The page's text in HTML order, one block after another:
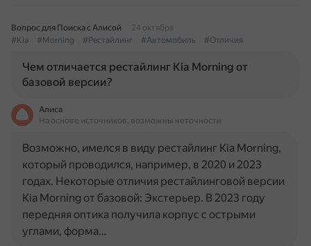
Вопрос для Поиска с Алисой
24 октября
#Kia
#Morning #Рестайлинг #Автомобиль #Отличия
Чем отличается рестайлинг Kia Morning от
базовой версии?
Алиса
На основе источников, возможны неточности
Возможно, имелся в виду рестайлинг Kia Morning,
который проводился, например, в 2020 и 2023
годах. Некоторые отличия рестайлинговой версии
Kia Morning от базовой: Экстерьер. В 2023 году
передняя оптика получила корпус с острыми
углами, форма…